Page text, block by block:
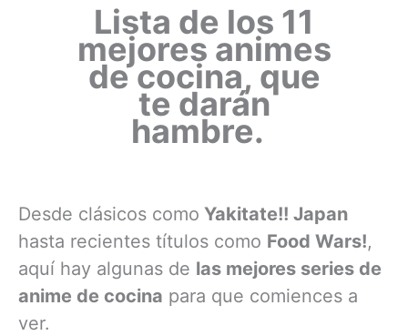
Lista de los 11
mejores animes
de cocina, que
te darán
hambre.
Desde clásicos como Yakitate!! Japan
hasta recientes títulos como Food Wars!,
aquí hay algunas de las mejores series de
anime de cocina para que comiences a
ver.